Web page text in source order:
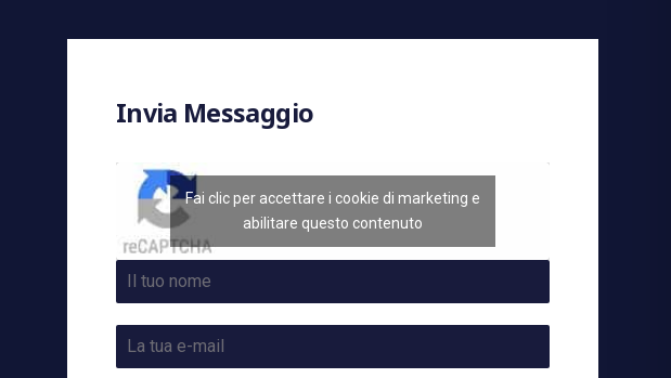
Invia Messaggio
Fai clic per accettare i cookie di marketing e
abilitare questo contenuto